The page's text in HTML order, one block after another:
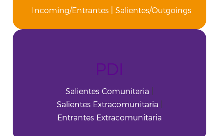
Incoming/Entrantes Salientes/Outgoings
PDI
Salientes Comunitaria
Salientes Extracomunitaria
Entrantes Extracomunitaria